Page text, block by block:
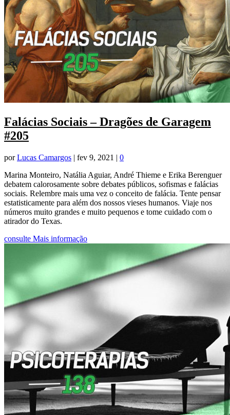
Falácias Sociais – Dragões de Garagem
#205
porLucas Camargos | fev 9, 2021 | 0
Marina Monteiro, Natália Aguiar, André Thieme e Erika Berenguer
debatem calorosamente sobre debates públicos, sofismas e falácias
sociais. Relembre mais uma vez o conceito de falácia. Tente pensar
estatisticamente para além dos nossos vieses humanos. Viaje nos
números muito grandes e muito pequenos e tome cuidado com o
atirador do Texas.
consulte Mais informação